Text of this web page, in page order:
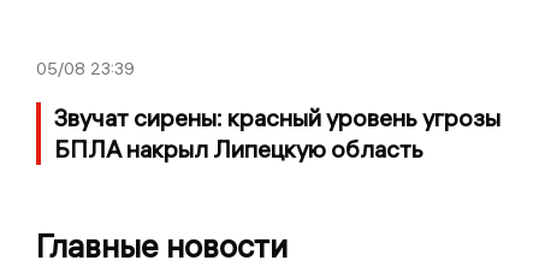
05/08 23:39
Звучат сирены: красный уровень угрозы
БПЛА накрыл Липецкую область
Главные новости